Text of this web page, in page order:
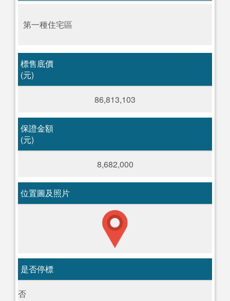
第一種住宅區
標售底價
(元)
86,813,103
保證金額
(元)
8,682,000
位置圖及照片
是否停標
否